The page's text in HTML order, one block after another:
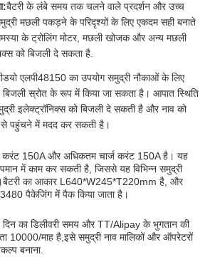
बैटरी के लंबे समय तक चलने वाले प्रदर्शन और उच्च
मछली पकड़ने के परिदृश्यों के लिए एकदम सही बनाते
के ट्रोलिंग मोटर, मछली खोजक और अन्य मछली
को बिजली दे सकता है.
एलपी48150 का उपयोग समुद्री नौकाओं के लिए
स्रोत के रूप में किया जा सकता है। आपात स्थिति
इलेक्ट्रॉनिक्स को बिजली दे सकती है और नाव को
पहुंचने में मदद कर सकती है।
करंट 150A और अधिकतम चार्ज करंट 150A है। यह
में काम कर सकती है, जिससे यह विभिन्न समुद्री
का आकार L640*W245*T220mm है, और
पैकेजिंग में पैक किया जाता है।
का डिलीवरी समय और TT/Alipay के भुगतान की
10000/माह है,इसे समुद्री नाव मालिकों और ऑपरेटरों
बनाना.